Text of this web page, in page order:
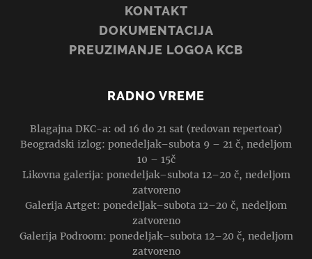
KONTAKT
DOKUMENTACIJA
PREUZIMANJE LOGOA KCB
RADNO VREME
Blagajna DKC-a: od 16 do 21 sat (redovan repertoar)
Beogradski izlog: ponedeljak–subota 9 – 21 č, nedeljom
10 – 15č
Likovna galerija: ponedeljak–subota 12–20 č, nedeljom
zatvoreno
Galerija Artget: ponedeljak–subota 12–20 č, nedeljom
zatvoreno
Galerija Podroom: ponedeljak–subota 12–20 č, nedeljom
zatvoreno